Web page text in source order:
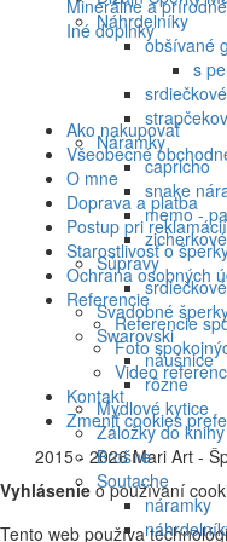
Náhrdelníky
obšívané
s
srdiečkové
Náramky
capricho
snake
memo -
zicherkové
Súpravy
srdiečkové
Svadobné
Swarovski
náušnice
rôzne
Mydlové kytice
Záložky do knihy
Brošne
Soutache
náramky
Minerálne a
Iné doplnky
Ako nakupovať
Všeobecné
O mne
Doprava a platba
Postup pri reklamácií
Starostlivosť o
Ochrana osobných
Referencie
Referencie
Foto
Video
Kontakt
Zmeniť cookies
2015 - 2026 Mari Art -
Vyhlásenie o používaní
Tento web používa